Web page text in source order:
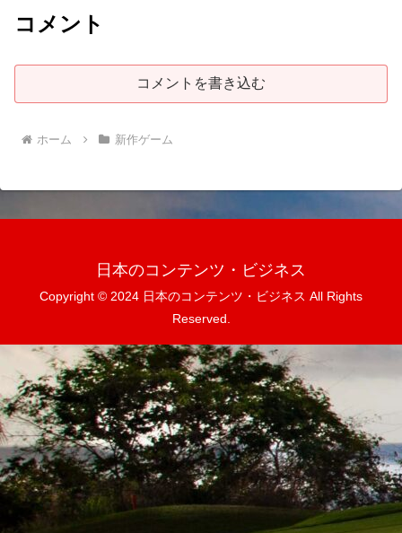
コメント
コメントを書き込む
ホーム 新作ゲーム
日本のコンテンツ・ビジネス
Copyright © 2024 日本のコンテンツ・ビジネス All Rights
Reserved.